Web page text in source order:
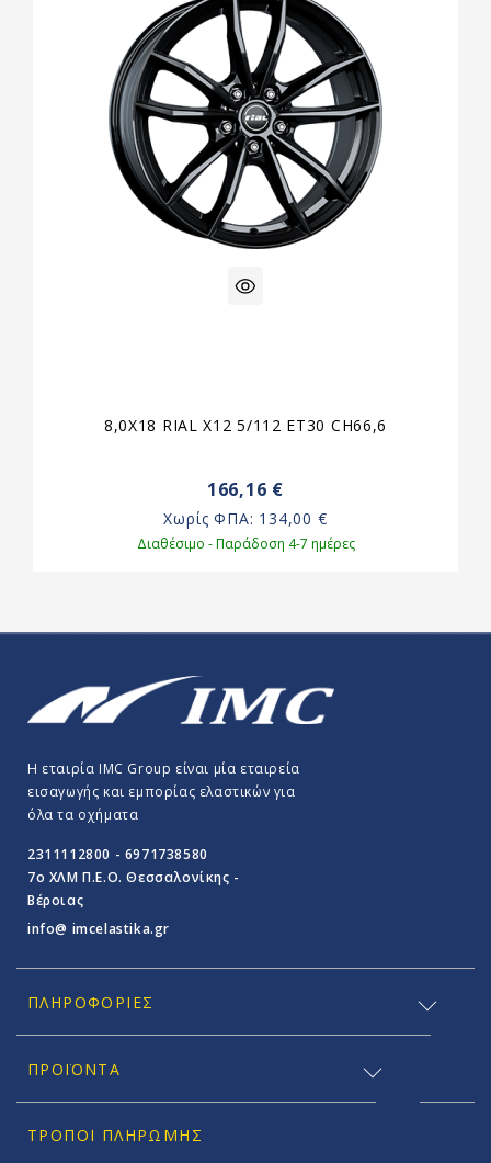
8,0X18 RIAL X12 5/112 ET30 CH66,6
166,16 €
Χωρίς ΦΠΑ: 134,00 €
Διαθέσιμο - Παράδοση 4-7 ημέρες
Η εταιρία IMC Group είναι μία εταιρεία
εισαγωγής και εμπορίας ελαστικών για
όλα τα οχήματα
2311112800 - 6971738580
7o ΧΛΜ Π.E.O. Θεσσαλονίκης -
Βέροιας
info@ imcelastika.gr
ΠΛΗΡΟΦΟΡΊΕΣ
ΠΡΟΪΟΝΤΑ
ΤΡΌΠΟΙ ΠΛΗΡΩΜΉΣ